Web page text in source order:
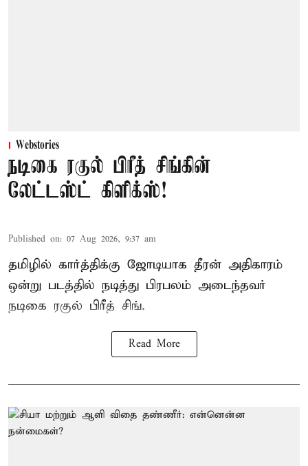
Webstories
நடிகை ரகுல் பிரீத் சிங்கின்
லேட்டஸ்ட் கிளிக்ஸ்!
Published on: 07 Aug 2026, 9:37 am
தமிழில் கார்த்திக்கு ஜோடியாக தீரன் அதிகாரம்
ஒன்று படத்தில் நடித்து பிரபலம் அடைந்தவர்
நடிகை ரகுல் பிரீத் சிங்.
Read More